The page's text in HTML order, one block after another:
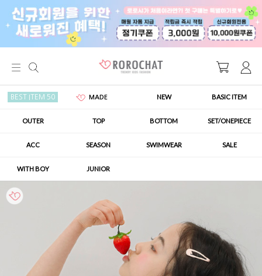
BEST ITEM 50 MADE NEW BASIC ITEM
OUTER TOP BOTTOM SET/ONEPIECE
ACC SEASON SWIMWEAR SALE
WITH BOY JUNIOR